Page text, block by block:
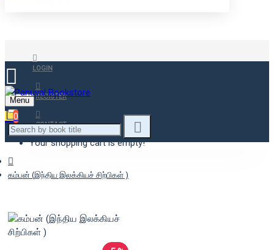
LOGIN
REGISTER
CONTACT
Menu
0
Your shopping cart is empty!
கம்பன் (இந்திய இலக்கியச் சிற்பிகள் )